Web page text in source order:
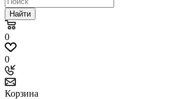
Найти
0
0
Корзина